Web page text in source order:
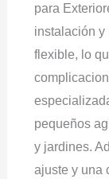
para
instalación y
flexible, lo
pequeños
y jardines.
ajuste y una